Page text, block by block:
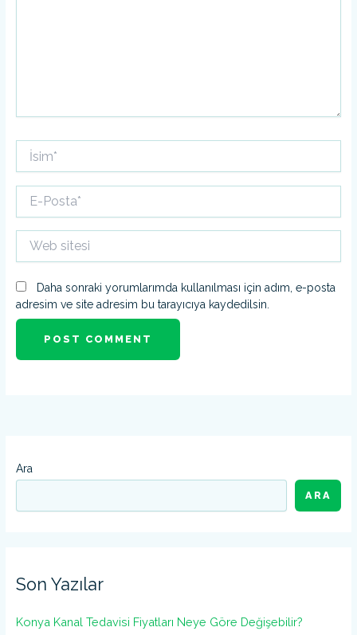
İsim*
Posta*
sitesi
Daha sonraki yorumlarımda kullanılması için adım, e-posta
adresim ve site adresim bu tarayıcıya kaydedilsin.
Ara
ARA
Son Yazılar
Konya Kanal Tedavisi Fiyatları Neye Göre Değişebilir?